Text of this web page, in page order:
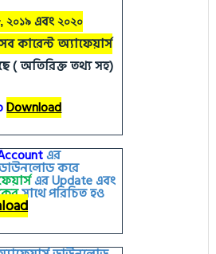
২০১৯ এবং২০২০
কারেন্ট অ্যাফেয়ার্স
( অতিরিক্ত তথ্য সহ)
Download
এর
করে
এরUpdateএবং
সাথে পরিচিত হও